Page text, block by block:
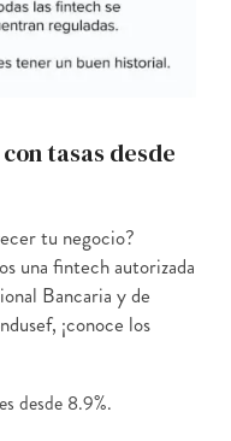
tasas desde
tu negocio?
una fintech autorizada
Bancaria y de
¡conoce los
desde 8.9%.